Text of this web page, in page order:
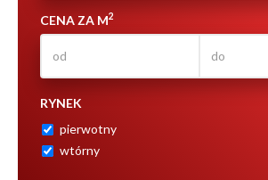
CENA ZA M2
RYNEK
pierwotny
wtórny